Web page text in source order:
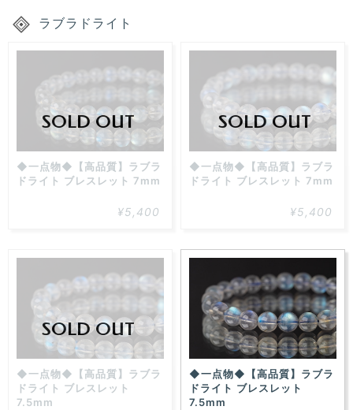
大人気！透明度の高いスーパーセブンが5点入荷しまし
ラブラドライト
SOLD OUT
◆一点物◆【高品質】ラブラ
ドライト ブレスレット 7mm
¥5,400
SOLD OUT
◆一点物◆【高品質】ラブラ
ドライト ブレスレット 7mm
¥5,400
SOLD OUT
◆一点物◆【高品質】ラブラ
ドライト ブレスレット
7.5mm
◆一点物◆【高品質】ラブラ
ドライト ブレスレット
7.5mm